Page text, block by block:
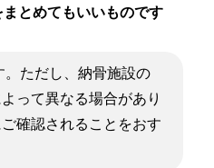
とめてもいいものです
。ただし、納骨施設の
って異なる場合があり
確認されることをおす